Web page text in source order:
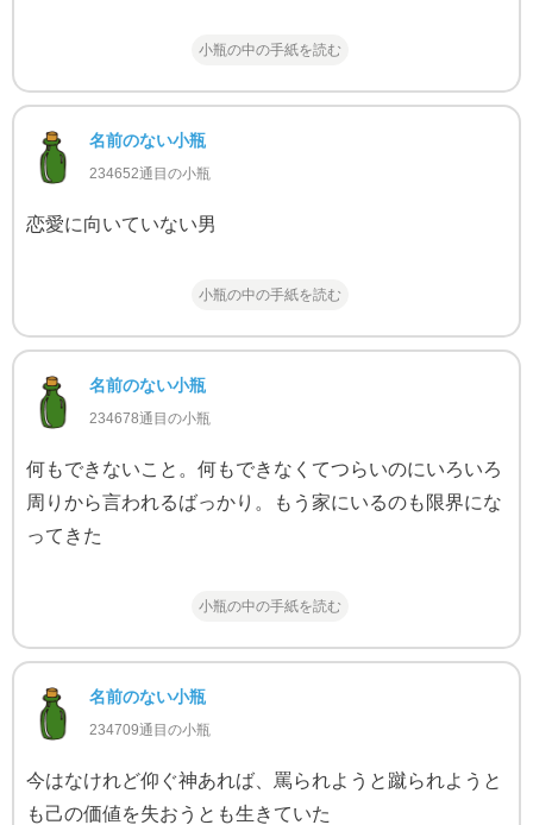
小瓶の中の手紙を読む
名前のない小瓶
234652通目の小瓶
恋愛に向いていない男
小瓶の中の手紙を読む
名前のない小瓶
234678通目の小瓶
何もできないこと。何もできなくてつらいのにいろいろ
周りから言われるばっかり。もう家にいるのも限界にな
ってきた
小瓶の中の手紙を読む
名前のない小瓶
234709通目の小瓶
今はなけれど仰ぐ神あれば、罵られようと蹴られようと
も己の価値を失おうとも生きていた